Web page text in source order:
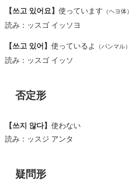
【쓰고 있어요】 使っています （ヘヨ体）
読み：ッスゴ イッソヨ
【쓰고 있어】 使っているよ （パンマル）
読み：ッスゴ イッソ
否定形
【쓰지 않다】 使わない
読み：ッスジ アンタ
疑問形